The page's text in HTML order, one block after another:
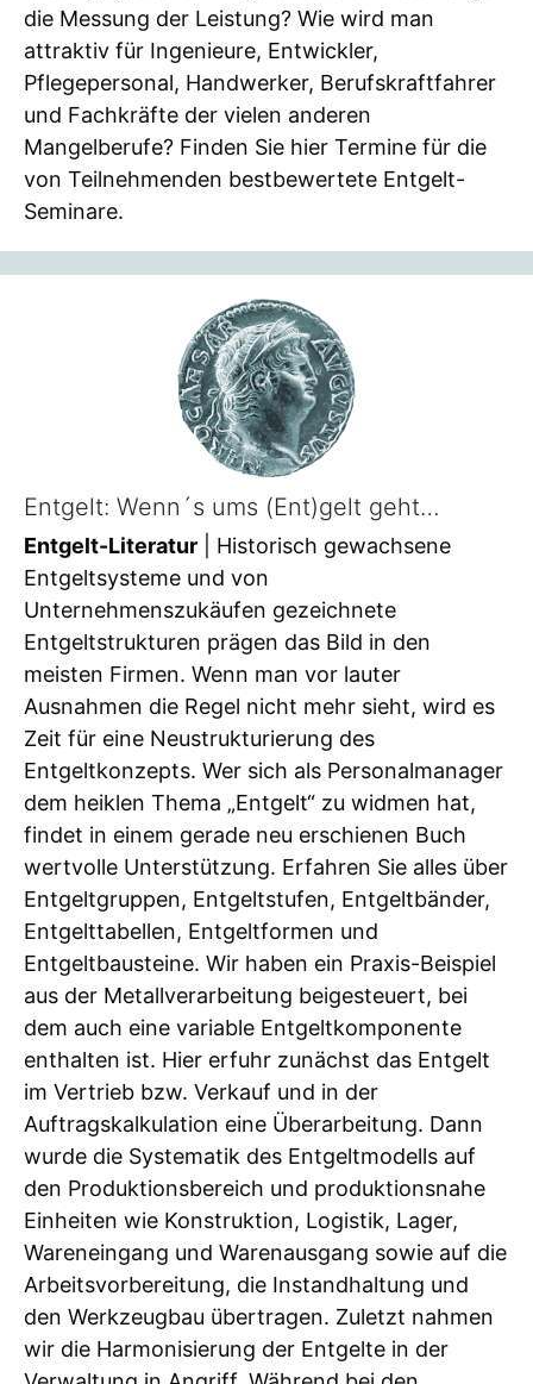
die Messung der Leistung? Wie wird man
attraktiv für Ingenieure, Entwickler,
Pflegepersonal, Handwerker, Berufskraftfahrer
und Fachkräfte der vielen anderen
Mangelberufe? Finden Sie hier Termine für die
von Teilnehmenden bestbewertete Entgelt-
Seminare.
Entgelt: Wenn´s ums (Ent)gelt geht…
Entgelt-Literatur | Historisch gewachsene
Entgeltsysteme und von
Unternehmenszukäufen gezeichnete
Entgeltstrukturen prägen das Bild in den
meisten Firmen. Wenn man vor lauter
Ausnahmen die Regel nicht mehr sieht, wird es
Zeit für eine Neustrukturierung des
Entgeltkonzepts. Wer sich als Personalmanager
dem heiklen Thema „Entgelt“ zu widmen hat,
findet in einem gerade neu erschienen Buch
wertvolle Unterstützung. Erfahren Sie alles über
Entgeltgruppen, Entgeltstufen, Entgeltbänder,
Entgelttabellen, Entgeltformen und
Entgeltbausteine. Wir haben ein Praxis-Beispiel
aus der Metallverarbeitung beigesteuert, bei
dem auch eine variable Entgeltkomponente
enthalten ist. Hier erfuhr zunächst das Entgelt
im Vertrieb bzw. Verkauf und in der
Auftragskalkulation eine Überarbeitung. Dann
wurde die Systematik des Entgeltmodells auf
den Produktionsbereich und produktionsnahe
Einheiten wie Konstruktion, Logistik, Lager,
Wareneingang und Warenausgang sowie auf die
Arbeitsvorbereitung, die Instandhaltung und
den Werkzeugbau übertragen. Zuletzt nahmen
wir die Harmonisierung der Entgelte in der